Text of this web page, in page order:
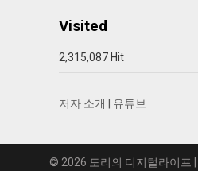
Visited
2,315,087 Hit
저자 소개 유튜브
© 2026 도리의 디지털라이프